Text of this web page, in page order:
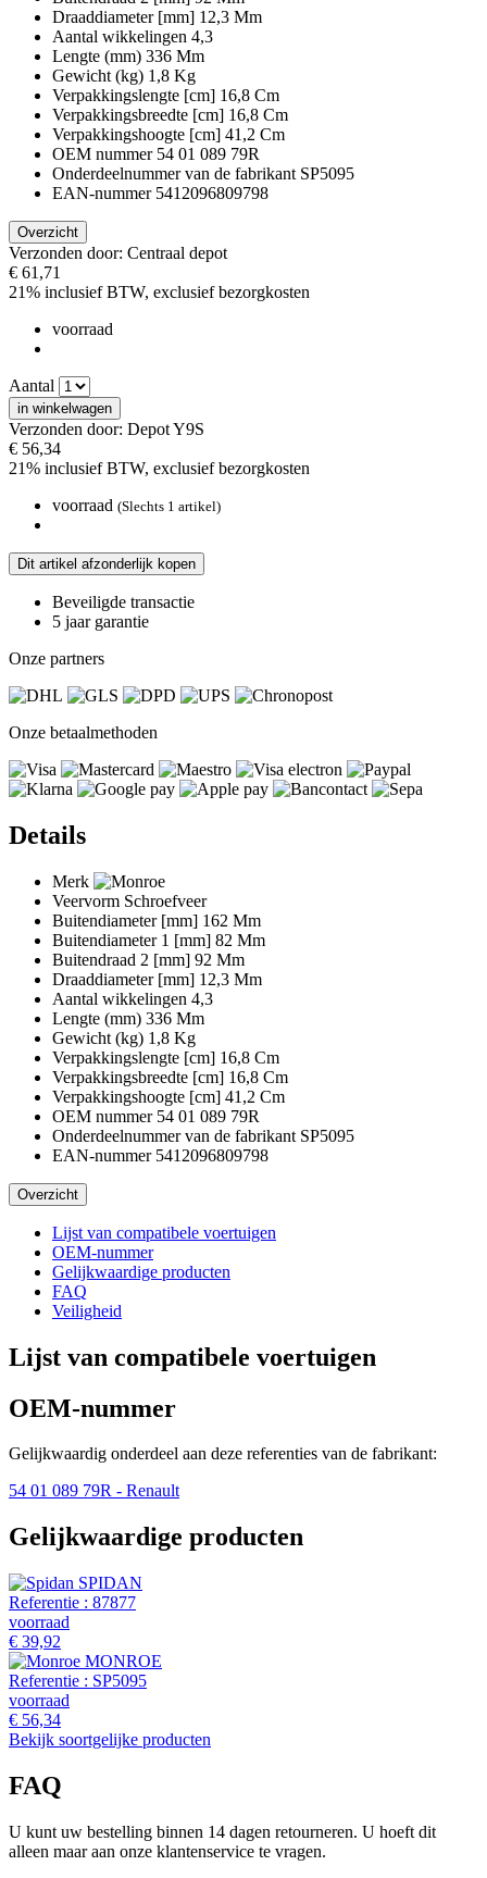
Draaddiameter [mm] 12,3 Mm
Aantal wikkelingen 4,3
Lengte (mm) 336 Mm
Gewicht (kg) 1,8 Kg
Verpakkingslengte [cm] 16,8 Cm
Verpakkingsbreedte [cm] 16,8 Cm
Verpakkingshoogte [cm] 41,2 Cm
OEM nummer 54 01 089 79R
Onderdeelnummer van de fabrikant SP5095
EAN-nummer 5412096809798
Overzicht
Verzonden door: Centraal depot
€ 61,71
21% inclusief BTW, exclusiefbezorgkosten
voorraad
Aantal
in winkelwagen
Verzonden door: Depot Y9S
€ 56,34
21% inclusief BTW, exclusiefbezorgkosten
voorraad (Slechts 1 artikel)
Dit artikel afzonderlijk kopen
Beveiligde transactie
5 jaar garantie
Onze partners
Onze betaalmethoden
Details
Merk
Veervorm Schroefveer
Buitendiameter [mm] 162 Mm
Buitendiameter 1 [mm] 82 Mm
Buitendraad 2 [mm] 92 Mm
Draaddiameter [mm] 12,3 Mm
Aantal wikkelingen 4,3
Lengte (mm) 336 Mm
Gewicht (kg) 1,8 Kg
Verpakkingslengte [cm] 16,8 Cm
Verpakkingsbreedte [cm] 16,8 Cm
Verpakkingshoogte [cm] 41,2 Cm
OEM nummer 54 01 089 79R
Onderdeelnummer van de fabrikant SP5095
EAN-nummer 5412096809798
Overzicht
Lijst van compatibele voertuigen
OEM-nummer
Gelijkwaardige producten
FAQ
Veiligheid
Lijst van compatibele voertuigen
OEM-nummer
Gelijkwaardig onderdeel aan deze referenties van de fabrikant:
54 01 089 79R - Renault
Gelijkwaardige producten
SPIDAN
Referentie : 87877
voorraad
€ 39,92
MONROE
Referentie : SP5095
voorraad
€ 56,34
Bekijk soortgelijke producten
FAQ
U kunt uw bestelling binnen 14 dagen retourneren. U hoeft dit
alleen maar aan onze klantenservice te vragen.